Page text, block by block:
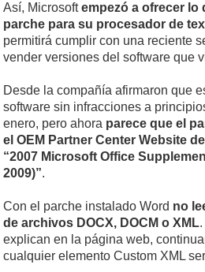
Así, Microsoftempezó a ofrecer lo
parche para su procesador de
permitirá cumplir con una reciente
vender versiones del software que
Desde la compañía afirmaron que
software sin infracciones a
enero, pero ahora parece que el
el OEM Partner Center Website
“2007 Microsoft Office
2009)”.
Con el parche instalado Word no
de archivos DOCX, DOCM o XML
explican en la página web,
cualquier elemento Custom XML